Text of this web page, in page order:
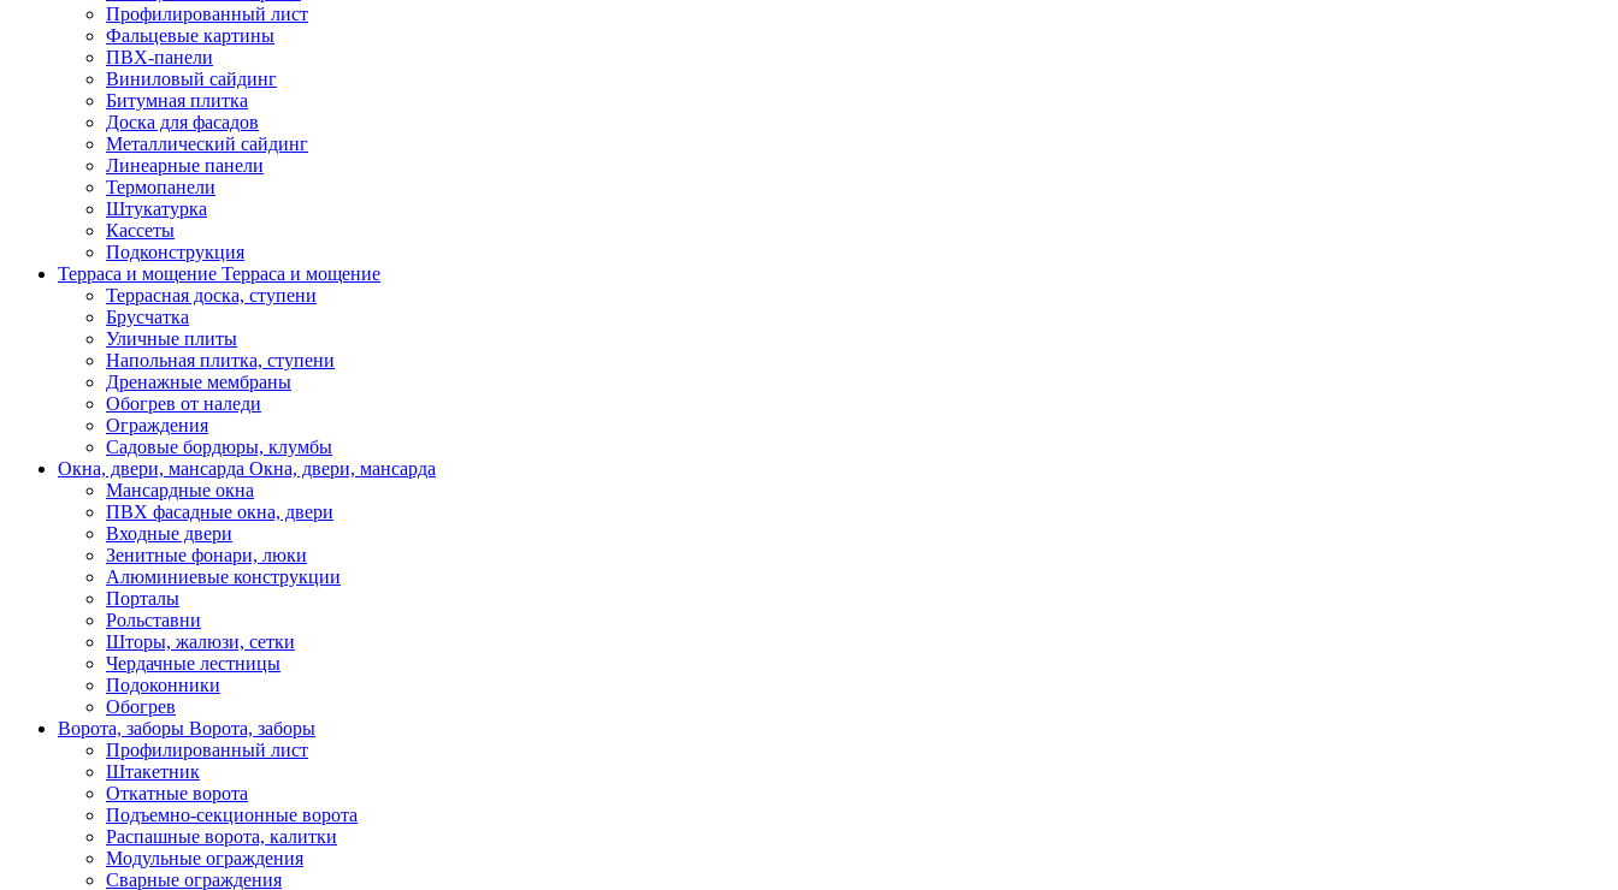
Профилированный лист
Фальцевые картины
ПВХ-панели
Виниловый сайдинг
Битумная плитка
Доска для фасадов
Металлический сайдинг
Линеарные панели
Термопанели
Штукатурка
Кассеты
Подконструкция
Терраса и мощение Терраса и мощение
Террасная доска, ступени
Брусчатка
Уличные плиты
Напольная плитка, ступени
Дренажные мембраны
Обогрев от наледи
Ограждения
Садовые бордюры, клумбы
Окна, двери, мансарда Окна, двери, мансарда
Мансардные окна
ПВХ фасадные окна, двери
Входные двери
Зенитные фонари, люки
Алюминиевые конструкции
Порталы
Рольставни
Шторы, жалюзи, сетки
Чердачные лестницы
Подоконники
Обогрев
Ворота, заборы Ворота, заборы
Профилированный лист
Штакетник
Откатные ворота
Подъемно-секционные ворота
Распашные ворота, калитки
Модульные ограждения
Сварные ограждения